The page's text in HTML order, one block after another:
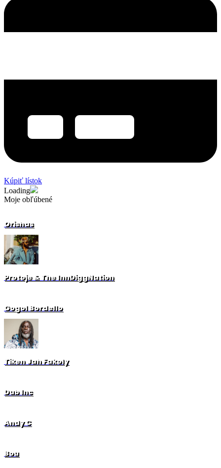
Kúpiť lístok
Loading
Moje obľúbené
Orishas
Protoje & The InnDiggNation
Gogol Bordello
Tiken Jah Fakoly
Dub Inc
Andy C
Bou